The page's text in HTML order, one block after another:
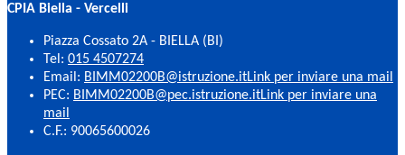
CPIA Biella - Vercelli
Piazza Cossato 2A - BIELLA (BI)
Tel: 015 4507274
Email: BIMM02200B@istruzione.itLink per inviare una mail
PEC: BIMM02200B@pec.istruzione.itLink per inviare una
mail
C.F.: 90065600026